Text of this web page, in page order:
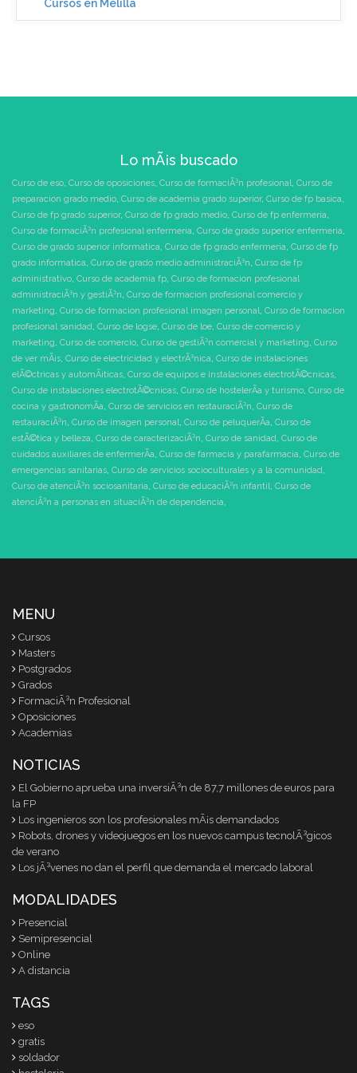
Cursos en Melilla
Lo mÃ¡s buscado
Curso de eso, Curso de oposiciones, Curso de formaciÃ³n profesional, Curso de
preparacion grado medio, Curso de academia grado superior, Curso de fp basica,
Curso de fp grado superior, Curso de fp grado medio, Curso de fp enfermeria,
Curso de formaciÃ³n profesional enfermeria, Curso de grado superior enfermeria,
Curso de grado superior informatica, Curso de fp grado enfermeria, Curso de fp
grado informatica, Curso de grado medio administraciÃ³n, Curso de fp
administrativo, Curso de academia fp, Curso de formacion profesional
administraciÃ³n y gestiÃ³n, Curso de formacion profesional comercio y
marketing, Curso de formacion profesional imagen personal, Curso de formacion
profesional sanidad, Curso de logse, Curso de loe, Curso de comercio y
marketing, Curso de comercio, Curso de gestiÃ³n comercial y marketing, Curso
de ver mÃ¡s, Curso de electricidad y electrÃ³nica, Curso de instalaciones
elÃ©ctricas y automÃ¡ticas, Curso de equipos e instalaciones electrotÃ©cnicas,
Curso de instalaciones electrotÃ©cnicas, Curso de hostelerÃ­a y turismo, Curso de
cocina y gastronomÃ­a, Curso de servicios en restauraciÃ³n, Curso de
restauraciÃ³n, Curso de imagen personal, Curso de peluquerÃ­a, Curso de
estÃ©tica y belleza, Curso de caracterizaciÃ³n, Curso de sanidad, Curso de
cuidados auxiliares de enfermerÃ­a, Curso de farmacia y parafarmacia, Curso de
emergencias sanitarias, Curso de servicios socioculturales y a la comunidad,
Curso de atenciÃ³n sociosanitaria, Curso de educaciÃ³n infantil, Curso de
atenciÃ³n a personas en situaciÃ³n de dependencia,
MENU
Cursos
Masters
Postgrados
Grados
FormaciÃ³n Profesional
Oposiciones
Academias
NOTICIAS
El Gobierno aprueba una inversiÃ³n de 87,7 millones de euros para
la FP
Los ingenieros son los profesionales mÃ¡s demandados
Robots, drones y videojuegos en los nuevos campus tecnolÃ³gicos
de verano
Los jÃ³venes no dan el perfil que demanda el mercado laboral
MODALIDADES
Presencial
Semipresencial
Online
A distancia
TAGS
eso
gratis
soldador